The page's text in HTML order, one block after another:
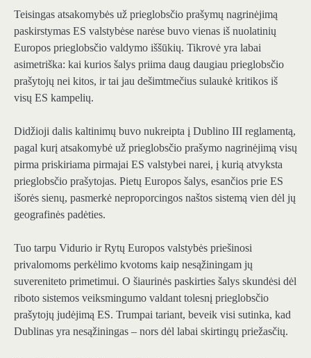
Teisingas atsakomybės už prieglobsčio prašymų nagrinėjimą
paskirstymas ES valstybėse narėse buvo vienas iš nuolatinių
Europos prieglobsčio valdymo iššūkių. Tikrovė yra labai
asimetriška: kai kurios šalys priima daug daugiau prieglobsčio
prašytojų nei kitos, ir tai jau dešimtmečius sulaukė kritikos iš
visų ES kampelių.
Didžioji dalis kaltinimų buvo nukreipta į Dublino III reglamentą,
pagal kurį atsakomybė už prieglobsčio prašymo nagrinėjimą visų
pirma priskiriama pirmajai ES valstybei narei, į kurią atvyksta
prieglobsčio prašytojas. Pietų Europos šalys, esančios prie ES
išorės sienų, pasmerkė neproporcingos naštos sistemą vien dėl jų
geografinės padėties.
Tuo tarpu Vidurio ir Rytų Europos valstybės priešinosi
privalomoms perkėlimo kvotoms kaip nesąžiningam jų
suvereniteto primetimui. O šiaurinės paskirties šalys skundėsi dėl
riboto sistemos veiksmingumo valdant tolesnį prieglobsčio
prašytojų judėjimą ES. Trumpai tariant, beveik visi sutinka, kad
Dublinas yra nesąžiningas – nors dėl labai skirtingų priežasčių.